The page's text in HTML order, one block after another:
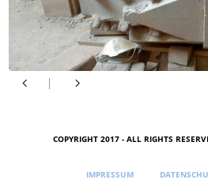
COPYRIGHT 2017 - ALL RIGHTS
IMPRESSUM